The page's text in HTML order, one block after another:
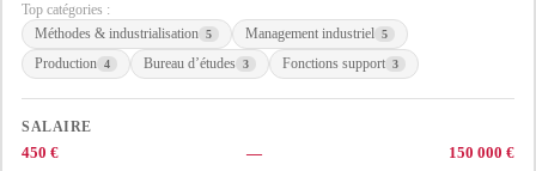
Top catégories :
Méthodes & industrialisation 5 Management industriel 5
Production 4 Bureau d’études 3 Fonctions support 3
SALAIRE
450 € — 150 000 €